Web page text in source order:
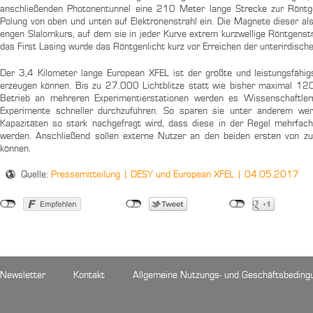
anschließenden Photonentunnel eine 210 Meter lange Strecke zur
Polung von oben und unten auf Elektronenstrahl ein. Die Magnete dieser
engen Slalomkurs, auf dem sie in jeder Kurve extrem kurzwellige
das First Lasing wurde das Röntgenlicht kurz vor Erreichen der
Der 3,4 Kilometer lange European XFEL ist der größte und
erzeugen können. Bis zu 27.000 Lichtblitze statt wie bisher maximal
Betrieb an mehreren Experimentierstationen werden es
Experimente schneller durchzuführen. So sparen sie unter anderem
Kapazitäten so stark nachgefragt wird, dass diese in der Regel
werden. Anschließend sollen externe Nutzer an den beiden ersten von
können.
Quelle: Pressemitteilung | DESY und European XFEL | 04.05.2017
Newsletter Kontakt Allgemeine Nutzungs- und